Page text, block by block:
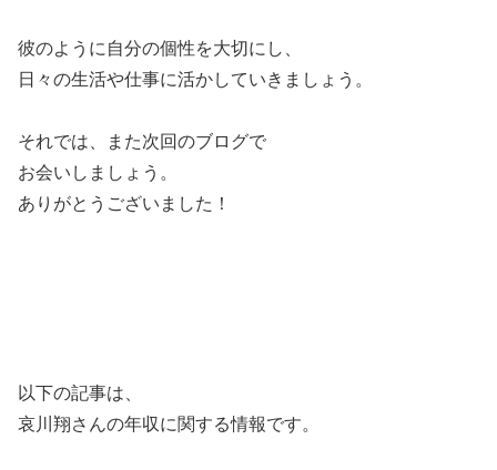
彼のように自分の個性を大切にし、
日々の生活や仕事に活かしていきましょう。
それでは、また次回のブログで
お会いしましょう。
ありがとうございました！
以下の記事は、
哀川翔さんの年収に関する情報です。